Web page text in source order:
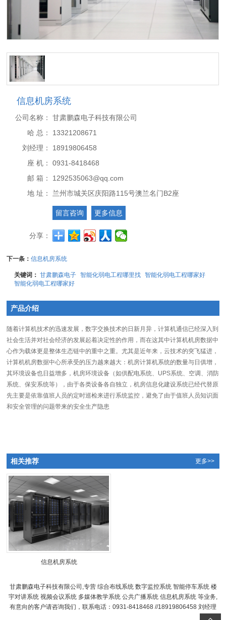
信息机房系统
公司名称：
甘肃鹏森电子科技有限公司
哈 总：
13321208671
刘经理：
18919806458
座 机：
0931-8418468
邮 箱：
1292535063@qq.com
地 址：
兰州市城关区庆阳路115号澳兰名门B2座
留言咨询 更多信息
分享：
下一条：信息机房系统
关键词：甘肃鹏森电子 智能化弱电工程哪里找 智能化弱电工程哪家好
智能化弱电工程哪家好
产品介绍
随着计算机技术的迅速发展，数字交换技术的日新月异，计算机通信已经深入到
社会生活并对社会经济的发展起着决定性的作用，而在这其中计算机机房数据中
心作为载体更是整体生态链中的重中之重。尤其是近年来，云技术的突飞猛进，
计算机机房数据中心所承受的压力越来越大：机房计算机系统的数量与日俱增，
其环境设备也日益增多，机房环境设备（如供配电系统、UPS系统、空调、消防
系统、保安系统等），由于各类设备各自独立，机房信息化建设系统已经代替原
先主要是依靠值班人员的定时巡检来进行系统监控，避免了由于值班人员知识面
和安全管理的问题带来的安全生产隐患
更多>>
相关推荐
信息机房系统
甘肃鹏森电子科技有限公司,专营 综合布线系统 数字监控系统 智能停车系统 楼
宇对讲系统 视频会议系统 多媒体教学系统 公共广播系统 信息机房系统 等业务,
有意向的客户请咨询我们，联系电话：0931-8418468 //18919806458 刘经理